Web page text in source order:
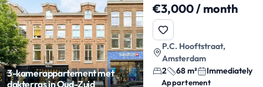
3-kamerappartement met
dakterras in Oud-Zuid
€3,000 / month
P.C. Hooftstraat,
Amsterdam
2
68 m² Immediately
Appartement